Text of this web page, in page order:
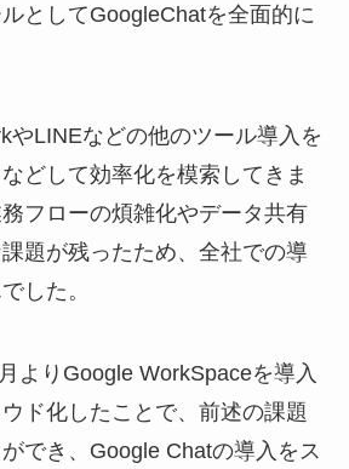
としてGoogleChatを全面的に
やLINEなどの他のツール導入を
どして効率化を模索してきま
フローの煩雑化やデータ共有
題が残ったため、全社での導
した。
よりGoogle WorkSpaceを導入
ド化したことで、前述の課題
でき、Google Chatの導入をス